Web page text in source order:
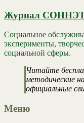
Журнал
Социальное
эксперименты,
социальной сферы.
Читайте
методические
официальные
Меню